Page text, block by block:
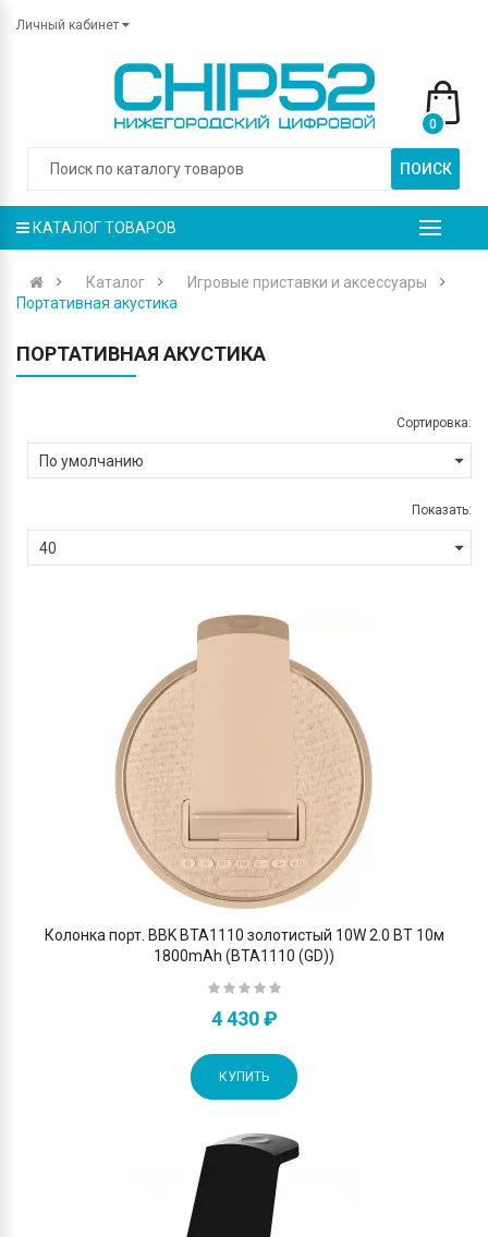
Личный кабинет
ПОИСК
0
КАТАЛОГ ТОВАРОВ
Каталог
Игровые приставки и аксессуары
Портативная акустика
ПОРТАТИВНАЯ АКУСТИКА
Сортировка:
Показать:
Колонка порт. BBK BTA1110 золотистый 10W 2.0 BT 10м
1800mAh (BTA1110 (GD))
4 430 ₽
КУПИТЬ